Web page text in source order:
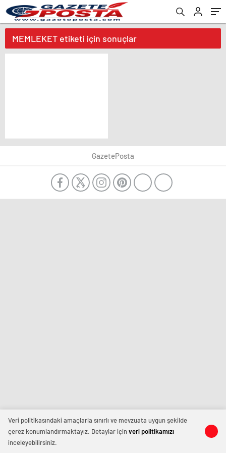
MEMLEKET etiketi için sonuçlar
GazetePosta
Veri politikasındaki amaçlarla sınırlı ve mevzuata uygun şekilde
çerez konumlandırmaktayız. Detaylar içinveri politikamızı
inceleyebilirsiniz.